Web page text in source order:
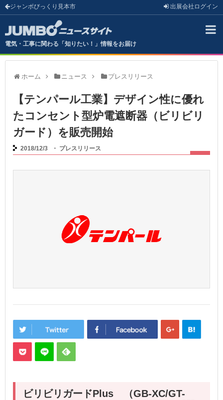
ジャンボびっくり見本市 出展会社 ログイン
電気・工事に関わる「知りたい！」情報をお届け
ホーム ニュース プレスリリース
【テンパール工業】デザイン性に優れ
たコンセント型炉電遮断器（ビリビリ
ガード）を販売開始
2018/12/3 ・ プレスリリース
ビリビリガードPlus （GB-XC/GT-